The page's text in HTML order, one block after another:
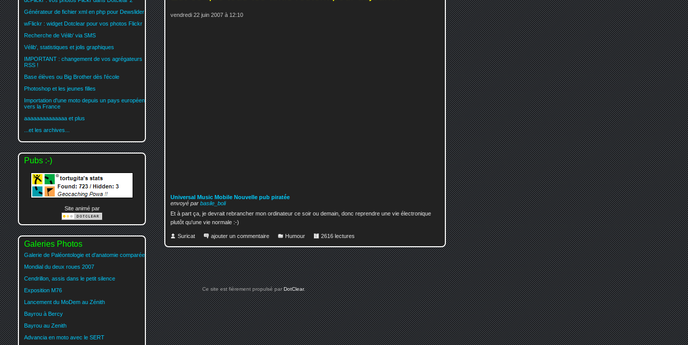
vendredi 22 juin 2007 à 12:10
Universal Music Mobile Nouvelle pub piratée
envoyé par basile_boli
Et à part ça, je devrait rebrancher mon ordinateur ce soir ou demain, donc reprendre une vie électronique
plutôt qu'une vie normale :-)
Suricat ajouter un commentaire Humour 2616 lectures
Générateur de fichier xml en php pour Dewslider
wFlickr : widget Dotclear pour vos photos Flickr
Recherche de Vélib' via SMS
Vélib', statistiques et jolis graphiques
IMPORTANT : changement de vos agrégateurs
RSS !
Base élèves ou Big Brother dès l'école
Photoshop et les jeunes filles
Importation d'une moto depuis un pays européen
vers la France
aaaaaaaaaaaaaa et plus
...et les archives...
Pubs :-)
Site animé par
Galeries Photos
Galerie de Paléontologie et d'anatomie comparée
Mondial du deux roues 2007
Cendrillon, assis dans le petit silence
Exposition M76
Lancement du MoDem au Zénith
Bayrou à Bercy
Bayrou au Zenith
Advancia en moto avec le SERT
Ce site est fièrement propulsé parDotClear.